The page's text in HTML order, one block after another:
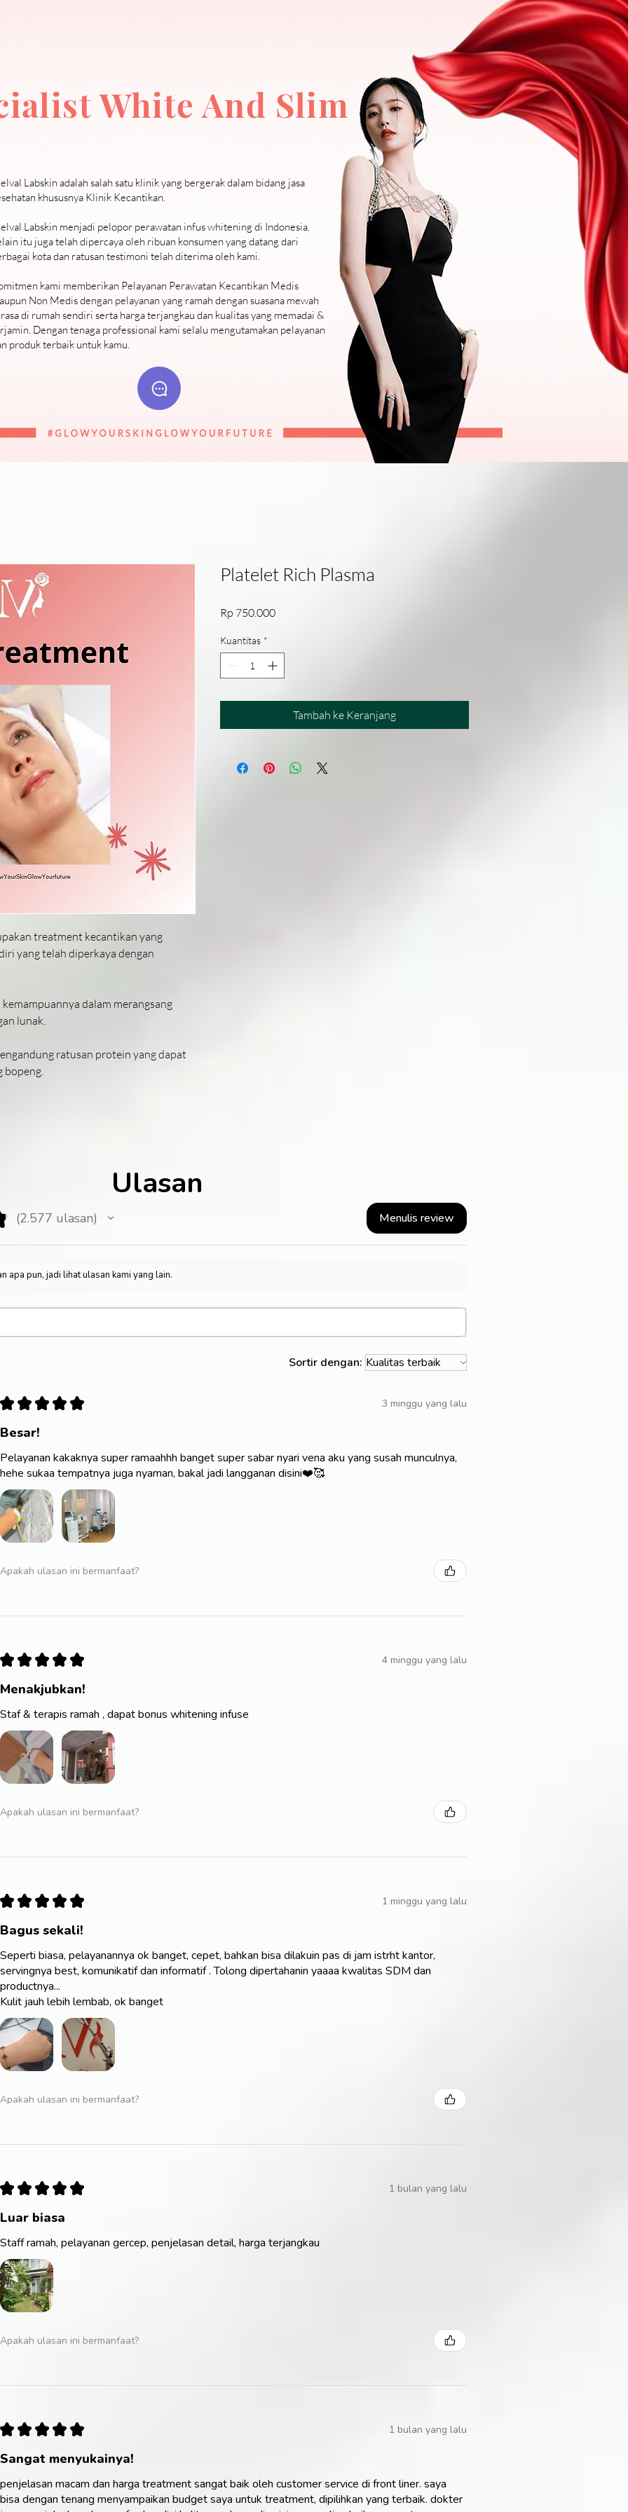
Labskin adalah salah satu klinik yang bergerak dalam bidang jasa
khususnya Klinik Kecantikan.
Labskin menjadi pelopor perawatan infus whitening di Indonesia.
itu juga telah dipercaya oleh ribuan konsumen yang datang dari
kota dan ratusan testimoni telah diterima oleh kami.
kami memberikan Pelayanan Perawatan Kecantikan Medis
Non Medis dengan pelayanan yang ramah dengan suasana mewah
di rumah sendiri serta harga terjangkau dan kualitas yang memadai &
Dengan tenaga professional kami selalu mengutamakan pelayanan
produk terbaik untuk kamu.
White And Slim
treatment kecantikan yang
yang telah diperkaya dengan
dalam merangsang
lunak.
ratusan protein yang dapat
bopeng.
Platelet Rich Plasma
Rp 750.000Harga
Kuantitas *
Tambah ke Keranjang
Ulasan
2.577 ulasan
2577 Menulis review
apa pun, jadi lihat ulasan kami yang lain.
Sortir dengan:
★ ★ ★ ★ ★ 3 minggu yang lalu
Besar!
Pelayanan kakaknya super ramaahhh banget super sabar nyari vena aku yang susah munculnya,
hehe sukaa tempatnya juga nyaman, bakal jadi langganan disini❤️🥰
Apakah ulasan ini bermanfaat?
★ ★ ★ ★ ★ 4 minggu yang lalu
Menakjubkan!
Staf & terapis ramah , dapat bonus whitening infuse
Apakah ulasan ini bermanfaat?
★ ★ ★ ★ ★ 1 minggu yang lalu
Bagus sekali!
Seperti biasa, pelayanannya ok banget, cepet, bahkan bisa dilakuin pas di jam istrht kantor,
servingnya best, komunikatif dan informatif . Tolong dipertahanin yaaaa kwalitas SDM dan
productnya...
Kulit jauh lebih lembab, ok banget
Apakah ulasan ini bermanfaat?
★ ★ ★ ★ ★ 1 bulan yang lalu
Luar biasa
Staff ramah, pelayanan gercep, penjelasan detail, harga terjangkau
Apakah ulasan ini bermanfaat?
★ ★ ★ ★ ★ 1 bulan yang lalu
Sangat menyukainya!
penjelasan macam dan harga treatment sangat baik oleh customer service di front liner. saya
bisa dengan tenang menyampaikan budget saya untuk treatment, dipilihkan yang terbaik. dokter